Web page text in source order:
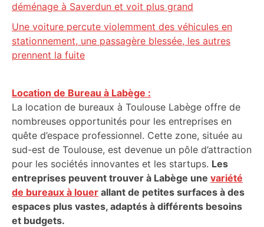
déménage à Saverdun et voit plus grand
Une voiture percute violemment des véhicules en
stationnement, une passagère blessée, les autres
prennent la fuite
Location de Bureau à Labège :
La location de bureaux à Toulouse Labège offre de
nombreuses opportunités pour les entreprises en
quête d’espace professionnel. Cette zone, située au
sud-est de Toulouse, est devenue un pôle d’attraction
pour les sociétés innovantes et les startups. Les
entreprises peuvent trouver à Labège une variété
de bureaux à louer allant de petites surfaces à des
espaces plus vastes, adaptés à différents besoins
et budgets.